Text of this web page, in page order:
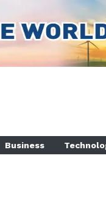
Business